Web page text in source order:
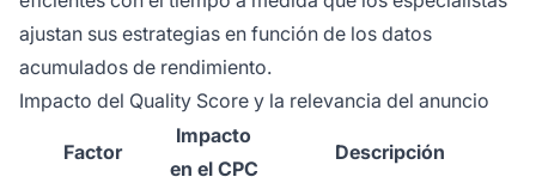
ajustan sus estrategias en función de los datos
acumulados de rendimiento.
Impacto del Quality Score y la relevancia del anuncio
Factor
Impacto
en el CPC
Descripción